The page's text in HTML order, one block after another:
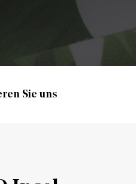
Sie uns